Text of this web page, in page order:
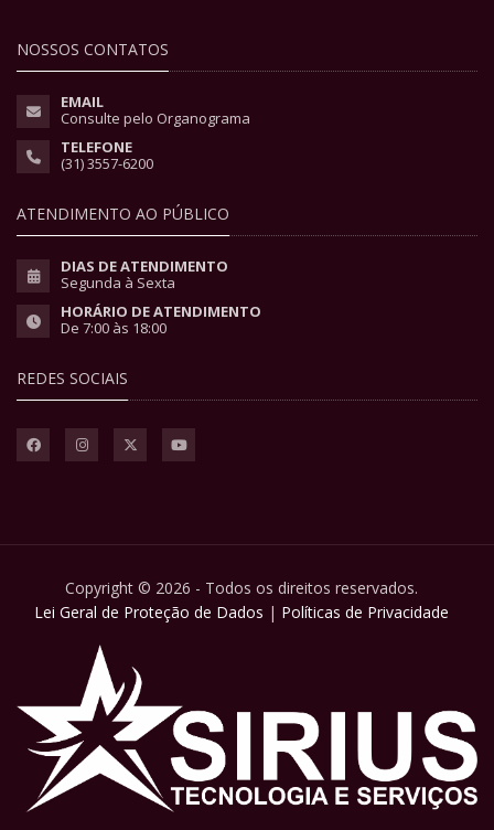
NOSSOS CONTATOS
EMAIL
Consulte pelo Organograma
TELEFONE
(31) 3557-6200
ATENDIMENTO AO PÚBLICO
DIAS DE ATENDIMENTO
Segunda à Sexta
HORÁRIO DE ATENDIMENTO
De 7:00 às 18:00
REDES SOCIAIS
Copyright © 2026 - Todos os direitos reservados.
Lei Geral de Proteção de Dados | Políticas de Privacidade